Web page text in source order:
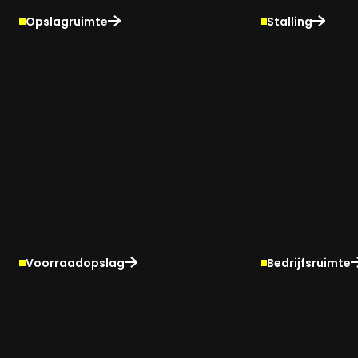
Opslagruimte Stalling
Voorraadopslag Bedrijfsruimte